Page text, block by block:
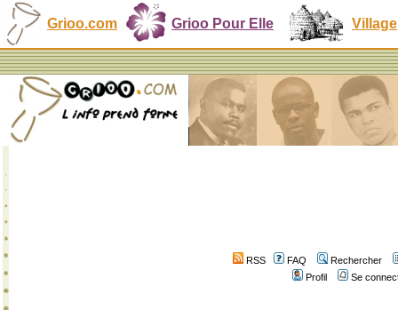
Grioo.com Grioo Pour Elle Village
RSS FAQ
Rechercher
Profil
Se